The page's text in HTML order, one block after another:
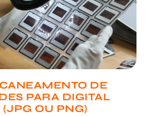
DE
PARA DIGITAL
(JPG OU PNG)